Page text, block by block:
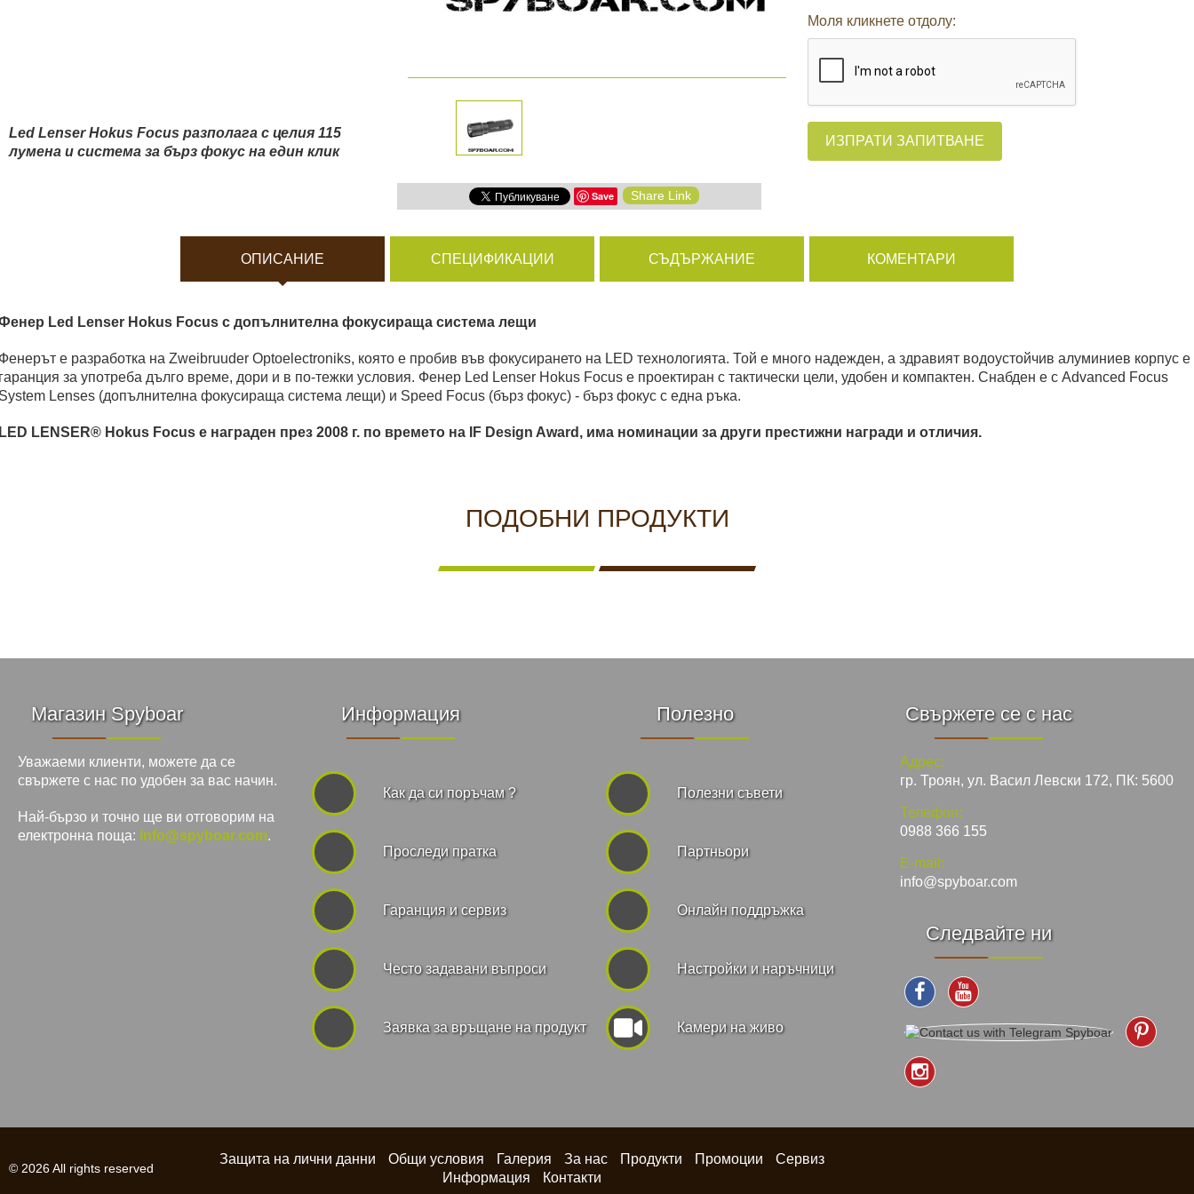
РАЗГЛЕДАЙ ПРОДУКТИ
Боди камери и екшън камери
Соларни панели и зарядни
Спортни и смарт часовници
Видеорегистратори
За подаръци
Архивни продукти
Led Lenser Hokus Focus разполага с целия 115
лумена и система за бърз фокус на един клик
Save Share Link
Моля кликнете отдолу:
ИЗПРАТИ ЗАПИТВАНЕ
ОПИСАНИЕ СПЕЦИФИКАЦИИ СЪДЪРЖАНИЕ КОМЕНТАРИ
Led Lenser Hokus Focus с допълнителна фокусираща система лещи
е разработка на Zweibruuder Optoelectroniks, която е пробив във фокусирането на LED технологията. Той е много надежден, а здравият водоустойчив алуминиев корпус е
за употреба дълго време, дори и в по-тежки условия. Фенер Led Lenser Hokus Focus е проектиран с тактически цели, удобен и компактен. Снабден е с Advanced Focus
Lenses (допълнителна фокусираща система лещи) и Speed Focus (бърз фокус) - бърз фокус с една ръка.
LENSER® Hokus Focus е награден през 2008 г. по времето на IF Design Award, има номинации за други престижни награди и отличия.
ПОДОБНИ ПРОДУКТИ
Магазин Spyboar
Уважаеми клиенти, можете да се
свържете с нас по удобен за вас начин.
Най-бързо и точно ще ви отговорим на
електронна поща: info@spyboar.com.
Информация
Как да си поръчам ?
Проследи пратка
Гаранция и сервиз
Често задавани въпроси
Заявка за връщане на продукт
Полезно
Полезни съвети
Партньори
Онлайн поддръжка
Hастройки и наръчници
Камери на живо
Свържете се с нас
Адрес:
гр. Троян, ул. Васил Левски 172, ПК: 5600
Телефон:
0988 366 155
E-mail:
info@spyboar.com
Следвайте ни
© 2026 All rights reserved
Защита на лични данни Общи условия Галерия За нас Продукти Промоции
Сервиз
Информация
Контакти